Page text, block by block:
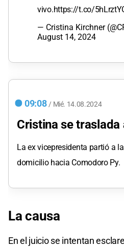
vivo.https://t.co/
— Cristina Kirchner
August 14, 2024
09:08 / Mié. 14.08.2024
Cristina se
La ex vicepresidenta partió a
domicilio hacia Comodoro Py.
La causa
En el juicio se intentan